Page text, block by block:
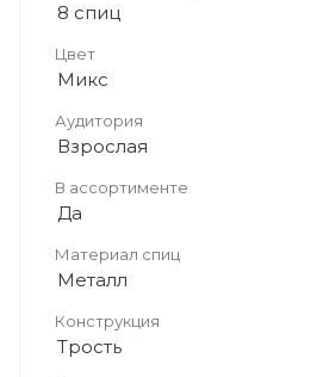
8 спиц
Цвет
Микс
Аудитория
Взрослая
В ассортименте
Да
Материал спиц
Металл
Конструкция
Трость